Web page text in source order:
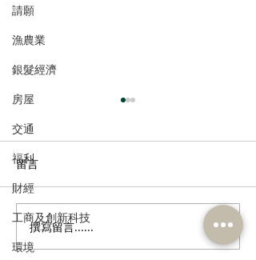
請願
漁農業
銀髮經濟
房屋
交通
福利
財經
工商及創新科技
環境
民建聯回應市區發現鱷魚
及檢獲大批瀕危動物
留言
撰寫留言......